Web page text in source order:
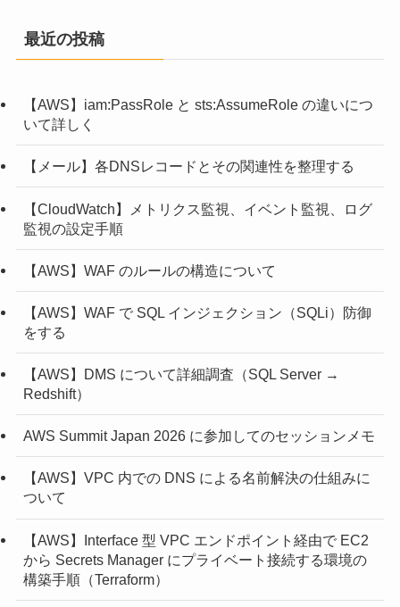
最近の投稿
【AWS】iam:PassRole と sts:AssumeRole の違いにつ
いて詳しく
【メール】各DNSレコードとその関連性を整理する
【CloudWatch】メトリクス監視、イベント監視、ログ
監視の設定手順
【AWS】WAF のルールの構造について
【AWS】WAF で SQL インジェクション（SQLi）防御
をする
【AWS】DMS について詳細調査（SQL Server →
Redshift）
AWS Summit Japan 2026 に参加してのセッションメモ
【AWS】VPC 内での DNS による名前解決の仕組みに
ついて
【AWS】Interface 型 VPC エンドポイント経由で EC2
から Secrets Manager にプライベート接続する環境の
構築手順（Terraform）